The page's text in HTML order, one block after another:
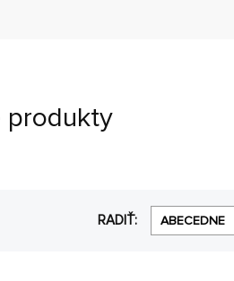
produkty
RADIŤ: ABECEDNE